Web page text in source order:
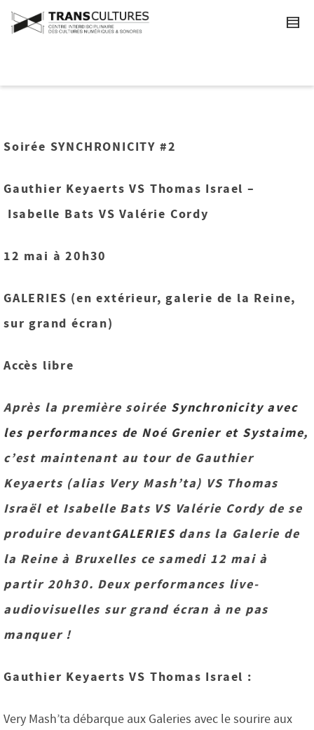
Soirée SYNCHRONICITY #2
Gauthier Keyaerts VS Thomas Israel –
Isabelle Bats VS Valérie Cordy
12 mai à 20h30
GALERIES (en extérieur, galerie de la Reine,
sur grand écran)
Accès libre
Après la première soirée Synchronicity avec
les performances de Noé Grenier et Systaime,
c’est maintenant au tour de Gauthier
Keyaerts (alias Very Mash’ta) VS Thomas
Israël et Isabelle Bats VS Valérie Cordy de se
produire devantGALERIESdans la Galerie de
la Reine à Bruxelles ce samedi 12 mai à
partir 20h30. Deux performances live-
audiovisuelles sur grand écran à ne pas
manquer !
Gauthier Keyaerts VS Thomas Israel :
Very Mash’ta débarque aux Galeries avec le sourire aux